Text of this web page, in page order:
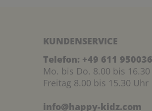
KUNDENSERVICE
Telefon: +49 611
Mo. bis Do. 8.00 bis
Freitag 8.00 bis 15.30 Uhr
info@happy-kidz.com